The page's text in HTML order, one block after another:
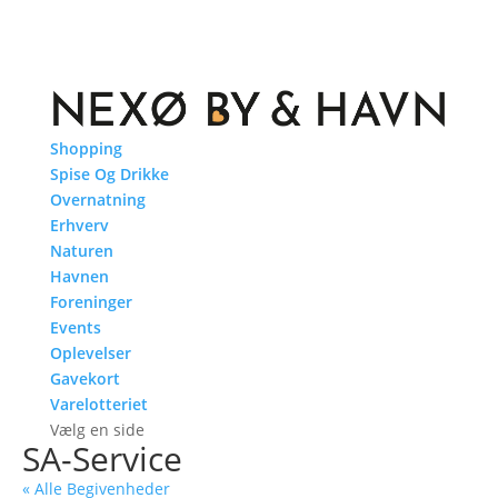
Shopping
Spise Og Drikke
Overnatning
Erhverv
Naturen
Havnen
Foreninger
Events
Oplevelser
Gavekort
Varelotteriet
Vælg en side
SA-Service
« Alle Begivenheder